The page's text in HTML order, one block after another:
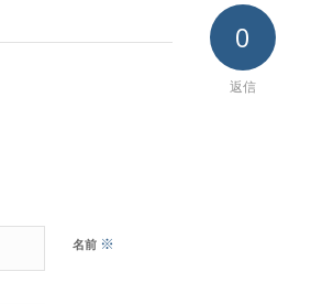
0
返信
名前 ※